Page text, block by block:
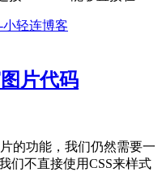
片代码
的功能，我们仍然需要一
们不直接使用CSS来样式